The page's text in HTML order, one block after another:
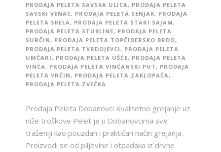
PRODAJA PELETA SAVSKA ULICA, PRODAJA PELETA
SAVSKI VENAC, PRODAJA PELETA SENJAK, PRODAJA
PELETA SKELA, PRODAJA PELETA STARI SAJAM,
PRODAJA PELETA STUBLINE, PRODAJA PELETA
SURČIN, PRODAJA PELETA TOPČIDERSKO BRDO,
PRODAJA PELETA TVRDOJEVCI, PRODAJA PELETA
UMČARI, PRODAJA PELETA UŠĆE, PRODAJA PELETA
VINČA, PRODAJA PELETA VINČANSKI PUT, PRODAJA
PELETA VRČIN, PRODAJA PELETA ZAKLOPAČA,
PRODAJA PELETA ZVEČKA
Prodaja Peleta Dobanovci Kvalitetno grejanje uz
niže troškove Pelet je u Dobanovcima sve
traženiji kao pouzdan i praktičan način grejanja.
Proizvodi se od piljevine i otpadaka iz drvne